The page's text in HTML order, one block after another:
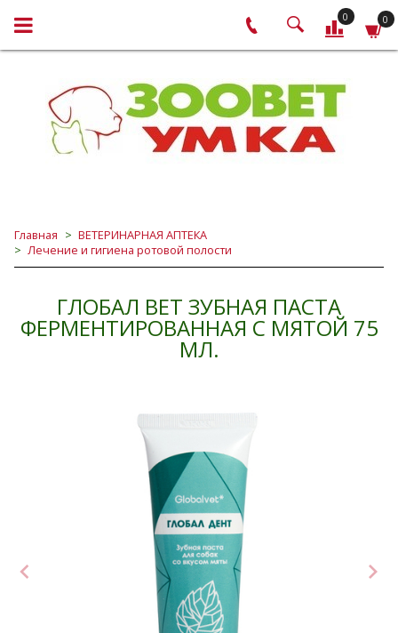
0 0
Главная
ВЕТЕРИНАРНАЯ АПТЕКА
Лечение и гигиена ротовой полости
ГЛОБАЛ ВЕТ ЗУБНАЯ ПАСТА
ФЕРМЕНТИРОВАННАЯ С МЯТОЙ 75
МЛ.